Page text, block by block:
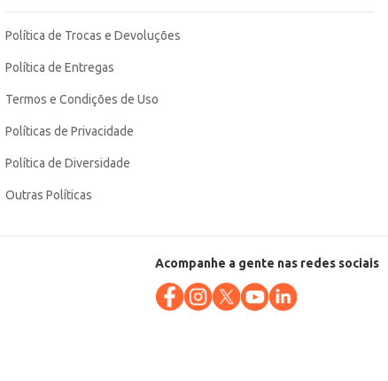
Política de Trocas e Devoluções
Política de Entregas
Termos e Condições de Uso
Políticas de Privacidade
Política de Diversidade
Outras Políticas
Acompanhe a gente nas redes sociais